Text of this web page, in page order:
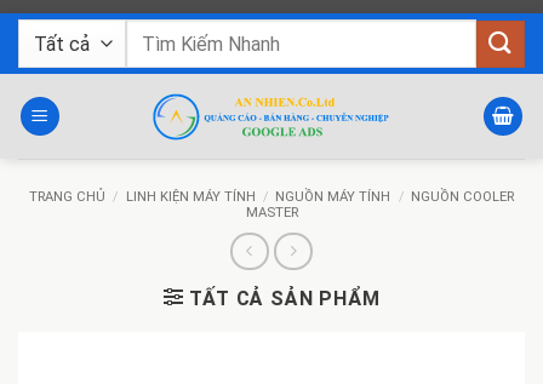
Bỏ
dung
Tìm
TRANG CHỦ / LINH KIỆN MÁY TÍNH / NGUỒN MÁY TÍNH /
NGUỒN COOLER
MASTER
TẤT CẢ SẢN PHẨM